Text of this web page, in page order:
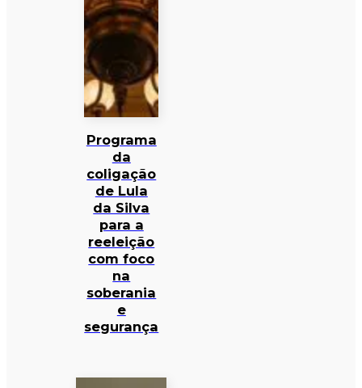
Programa
da
coligação
de Lula
da Silva
para a
reeleição
com foco
na
soberania
e
segurança